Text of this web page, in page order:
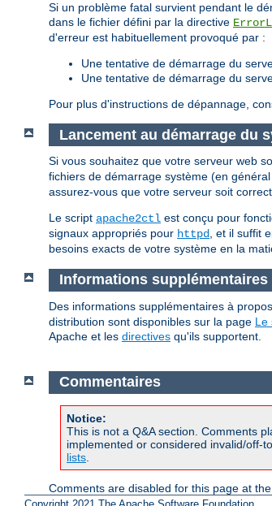
Si un problème fatal survient pendant le
dans le fichier défini par la directive
d'erreur est habituellement provoqué par :
Une tentative de démarrage du
Une tentative de démarrage du
Pour plus d'instructions de dépannage,
Lancement au démarrage du
Si vous souhaitez que votre serveur web
fichiers de démarrage système (en général
assurez-vous que votre serveur soit
Le script apache2ctl est conçu pour
signaux appropriés pour httpd, et il suffit
besoins exacts de votre système en la
Informations supplémentaires
Des informations supplémentaires à
distribution sont disponibles sur la page Le
Apache et les directives qu'ils supportent.
Commentaires
Notice:
This is not a Q&A section. Comments
implemented or considered invalid/off-
lists
Comments are disabled for this page at the